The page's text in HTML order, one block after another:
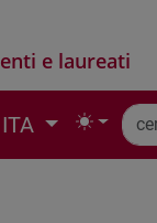
e laureati
ITA